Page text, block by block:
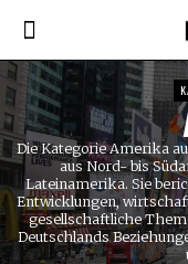
Die Kategorie Amerika
aus Nord- bis
Lateinamerika. Sie
Entwicklungen,
gesellschaftliche
Deutschlands